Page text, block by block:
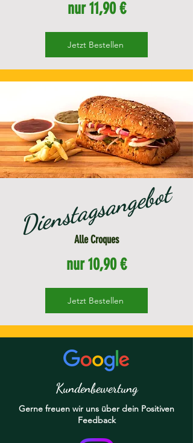
nur 11,90 €
Jetzt Bestellen
Dienstagsangebot
Alle Croques
nur 10,90 €
Jetzt Bestellen
Kundenbewertung
Gerne freuen wir uns über dein Positiven
Feedback